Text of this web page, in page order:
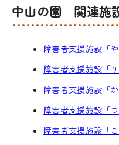
中山の園 関連施
障害者支援施設「や
障害者支援施設「り
障害者支援施設「か
障害者支援施設「つ
障害者支援施設「こ